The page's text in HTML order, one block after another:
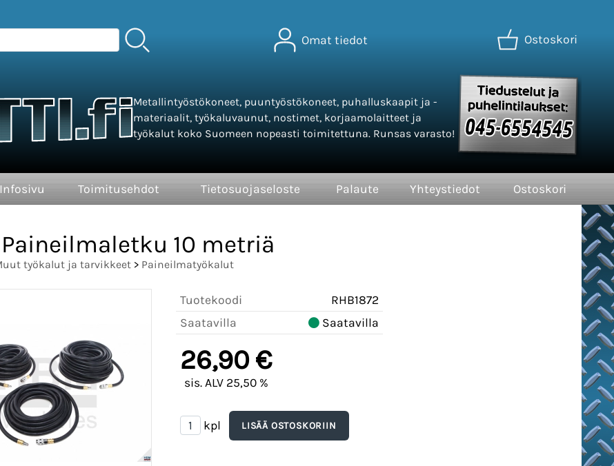
Omat tiedot Ostoskori
Metallintyöstökoneet, puuntyöstökoneet, puhalluskaapit ja -
materiaalit, työkaluvaunut, nostimet, korjaamolaitteet ja
työkalut koko Suomeen nopeasti toimitettuna. Runsas varasto!
Infosivu Toimitusehdot Tietosuojaseloste Palaute Yhteystiedot Ostoskori
10 metriä
työkalut ja tarvikkeet > Paineilmatyökalut
Tuotekoodi
RHB1872
Saatavilla
Saatavilla
26,90 €
sis. ALV 25,50 %
kpl